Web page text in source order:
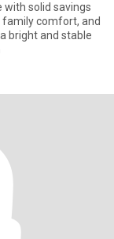
with solid savings
family comfort, and
bright and stable